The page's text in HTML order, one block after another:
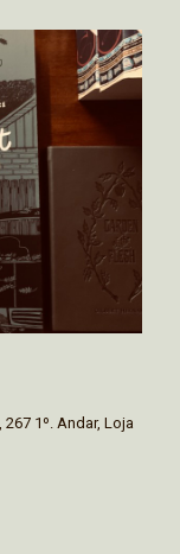
1º. Andar, Loja